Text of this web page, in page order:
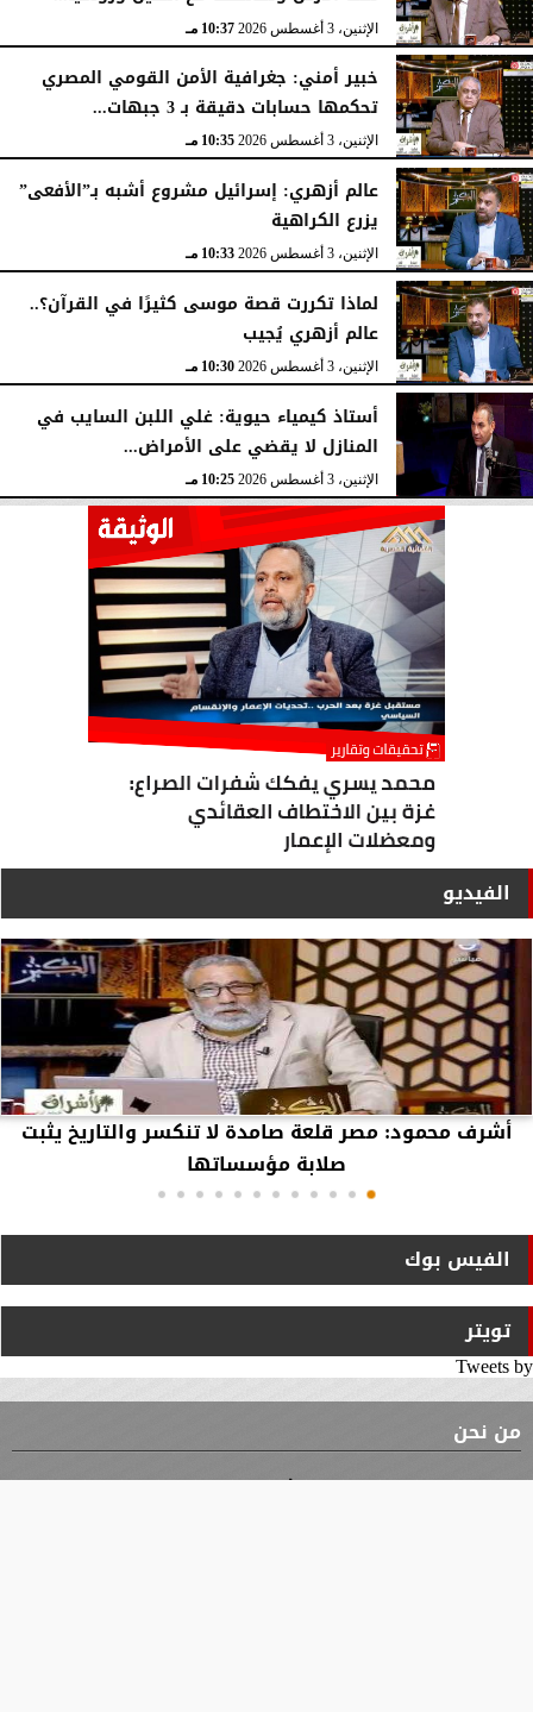
الإثنين، 3 أغسطس 2026 10:37 مـ
خبير أمني: جغرافية الأمن القومي المصري
تحكمها حسابات دقيقة بـ 3 جبهات...
الإثنين، 3 أغسطس 2026 10:35 مـ
عالم أزهري: إسرائيل مشروع أشبه بـ”الأفعى”
يزرع الكراهية
الإثنين، 3 أغسطس 2026 10:33 مـ
لماذا تكررت قصة موسى كثيرًا في القرآن؟..
عالم أزهري يُجيب
الإثنين، 3 أغسطس 2026 10:30 مـ
أستاذ كيمياء حيوية: غلي اللبن السايب في
المنازل لا يقضي على الأمراض...
الإثنين، 3 أغسطس 2026 10:25 مـ
الفيديو
أشرف محمود: مصر قلعة صامدة لا تنكسر والتاريخ يثبت
صلابة مؤسساتها
الفيس بوك
تويتر
Tweets by
من نحن